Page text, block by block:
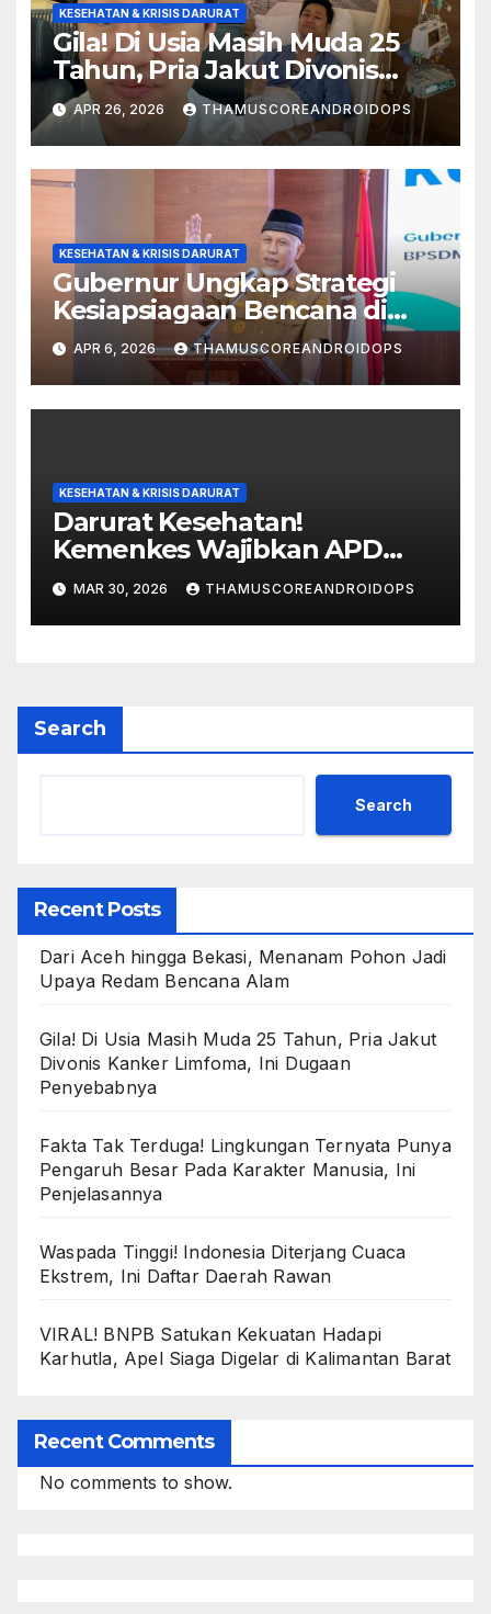
KESEHATAN & KRISIS DARURAT
Gila! Di Usia Masih Muda 25
Tahun, Pria Jakut Divonis
Kanker Limfoma, Ini Dugaan
Penyebabnya
APR 26, 2026 THAMUSCOREANDROIDOPS
KESEHATAN & KRISIS DARURAT
Gubernur Ungkap Strategi
Kesiapsiagaan Bencana di
Sumatera Barat Butuh Sinergi
Semua Pihak
APR 6, 2026 THAMUSCOREANDROIDOPS
KESEHATAN & KRISIS DARURAT
Darurat Kesehatan!
Kemenkes Wajibkan APD
Lengkap Untuk Nakes Hadapi
Campak
MAR 30, 2026 THAMUSCOREANDROIDOPS
Search
Search
Recent Posts
Dari Aceh hingga Bekasi, Menanam Pohon Jadi
Upaya Redam Bencana Alam
Gila! Di Usia Masih Muda 25 Tahun, Pria Jakut
Divonis Kanker Limfoma, Ini Dugaan
Penyebabnya
Fakta Tak Terduga! Lingkungan Ternyata Punya
Pengaruh Besar Pada Karakter Manusia, Ini
Penjelasannya
Waspada Tinggi! Indonesia Diterjang Cuaca
Ekstrem, Ini Daftar Daerah Rawan
VIRAL! BNPB Satukan Kekuatan Hadapi
Karhutla, Apel Siaga Digelar di Kalimantan Barat
Recent Comments
No comments to show.